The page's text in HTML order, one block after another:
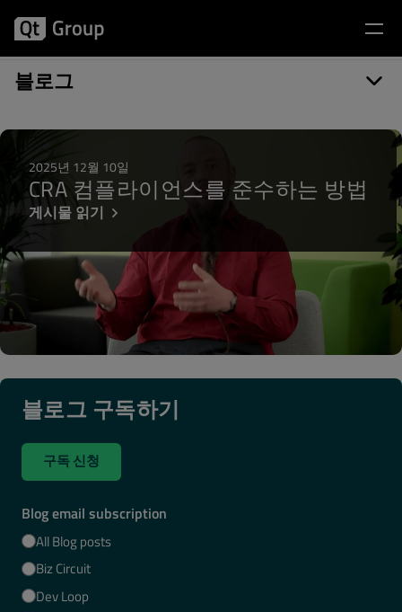
블로그
게시물 카테고리: Hot Topic
2025년 12월 10일
CRA 컴플라이언스를 준수하는 방법
게시물 읽기
블로그 구독하기
구독 신청
Blog email subscription
All Blog posts
Biz Circuit
Dev Loop